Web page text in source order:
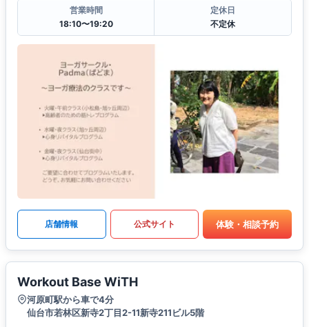
営業時間
18:10〜19:20
定休日
不定休
店舗情報 公式サイト 体験・相談予約
Workout Base WiTH
河原町駅から車で4分
仙台市若林区新寺2丁目2-11新寺211ビル5階